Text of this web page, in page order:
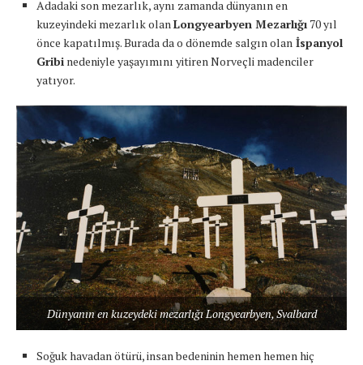
Adadaki son mezarlık, aynı zamanda dünyanın en
kuzeyindeki mezarlık olanLongyearbyen Mezarlığı 70 yıl
önce kapatılmış. Burada da o dönemde salgın olan İspanyol
Gribi nedeniyle yaşayımını yitiren Norveçli madenciler
yatıyor.
Dünyanın en kuzeydeki mezarlığı Longyearbyen, Svalbard
Soğuk havadan ötürü, insan bedeninin hemen hemen hiç